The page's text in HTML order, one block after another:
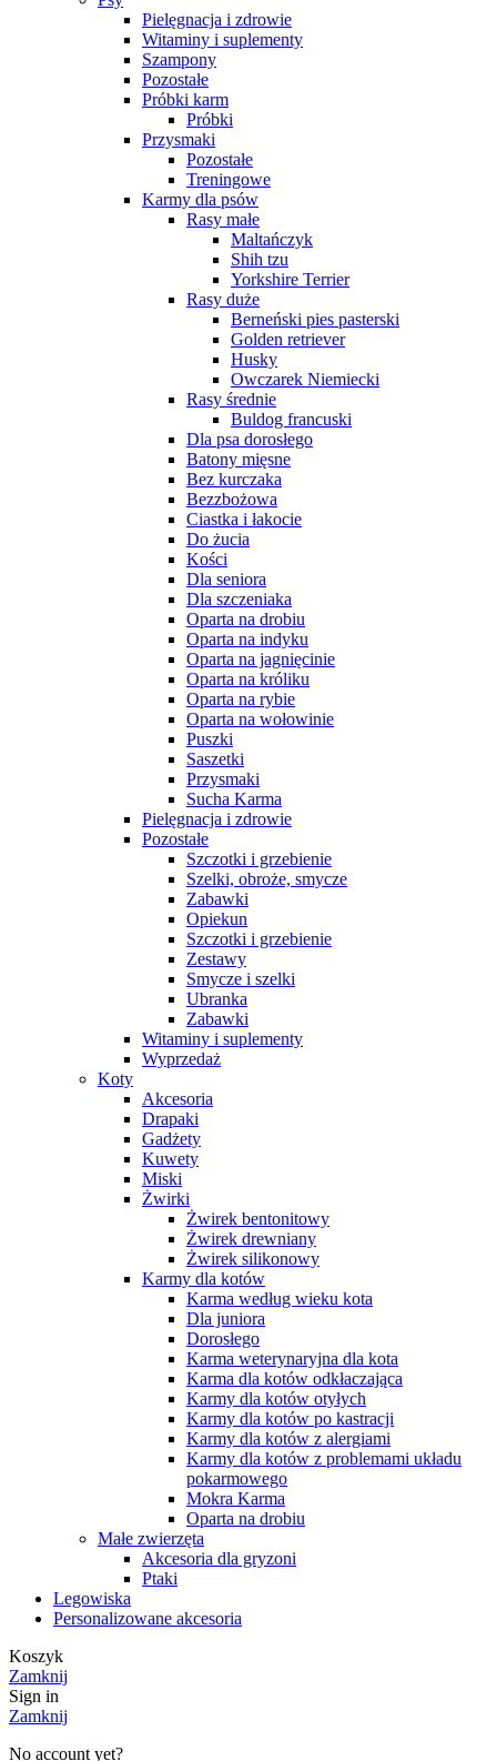
Pielęgnacja i zdrowie
Witaminy i suplementy
Szampony
Pozostałe
Próbki karm
Próbki
Przysmaki
Pozostałe
Treningowe
Karmy dla psów
Rasy małe
Maltańczyk
Shih tzu
Yorkshire Terrier
Rasy duże
Berneński pies pasterski
Golden retriever
Husky
Owczarek Niemiecki
Rasy średnie
Buldog francuski
Dla psa dorosłego
Batony mięsne
Bez kurczaka
Bezzbożowa
Ciastka i łakocie
Do żucia
Kości
Dla seniora
Dla szczeniaka
Oparta na drobiu
Oparta na indyku
Oparta na jagnięcinie
Oparta na króliku
Oparta na rybie
Oparta na wołowinie
Puszki
Saszetki
Przysmaki
Sucha Karma
Pielęgnacja i zdrowie
Pozostałe
Szczotki i grzebienie
Szelki, obroże, smycze
Zabawki
Opiekun
Szczotki i grzebienie
Zestawy
Smycze i szelki
Ubranka
Zabawki
Witaminy i suplementy
Wyprzedaż
Koty
Akcesoria
Drapaki
Gadżety
Kuwety
Miski
Żwirki
Żwirek bentonitowy
Żwirek drewniany
Żwirek silikonowy
Karmy dla kotów
Karma według wieku kota
Dla juniora
Dorosłego
Karma weterynaryjna dla kota
Karma dla kotów odkłaczająca
Karmy dla kotów otyłych
Karmy dla kotów po kastracji
Karmy dla kotów z alergiami
Karmy dla kotów z problemami układu
pokarmowego
Mokra Karma
Oparta na drobiu
Małe zwierzęta
Akcesoria dla gryzoni
Ptaki
Legowiska
Personalizowane akcesoria
Koszyk
Zamknij
Sign in
Zamknij
No account yet?